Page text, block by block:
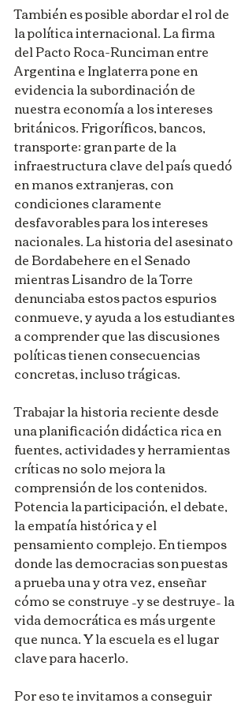
También es posible abordar el rol de
la política internacional. La firma
del Pacto Roca-Runciman entre
Argentina e Inglaterra pone en
evidencia la subordinación de
nuestra economía a los intereses
británicos. Frigoríficos, bancos,
transporte: gran parte de la
infraestructura clave del país quedó
en manos extranjeras, con
condiciones claramente
desfavorables para los intereses
nacionales. La historia del asesinato
de Bordabehere en el Senado
mientras Lisandro de la Torre
denunciaba estos pactos espurios
conmueve, y ayuda a los estudiantes
a comprender que las discusiones
políticas tienen consecuencias
concretas, incluso trágicas.
Trabajar la historia reciente desde
una planificación didáctica rica en
fuentes, actividades y herramientas
críticas no solo mejora la
comprensión de los contenidos.
Potencia la participación, el debate,
la empatía histórica y el
pensamiento complejo. En tiempos
donde las democracias son puestas
a prueba una y otra vez, enseñar
cómo se construye –y se destruye– la
vida democrática es más urgente
que nunca. Y la escuela es el lugar
clave para hacerlo.
Por eso te invitamos a conseguir